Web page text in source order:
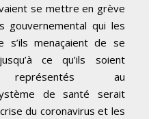
se mettre en grève
gouvernemental qui les
s’ils menaçaient de se
ce qu’ils soient
représentés au
de santé serait
du coronavirus et les